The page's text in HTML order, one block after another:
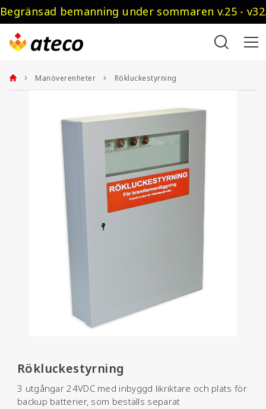
Begränsad bemanning under sommaren v.25 -
Manöverenheter Rökluckestyrning
Rökluckestyrning
3 utgångar 24VDC med inbyggd likriktare och plats för
backup batterier, som beställs separat